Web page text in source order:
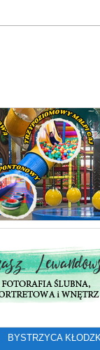
BYSTRZYCA